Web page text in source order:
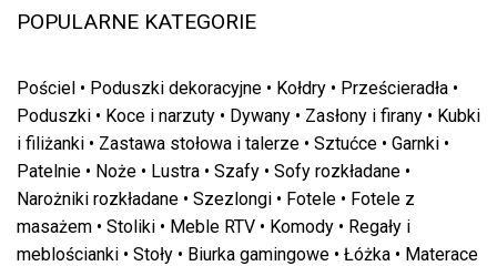
POPULARNE KATEGORIE
Pościel • Poduszki dekoracyjne • Kołdry • Prześcieradła •
Poduszki • Koce i narzuty • Dywany • Zasłony i firany • Kubki
i filiżanki • Zastawa stołowa i talerze • Sztućce • Garnki •
Patelnie • Noże • Lustra • Szafy • Sofy rozkładane •
Narożniki rozkładane • Szezlongi • Fotele • Fotele z
masażem • Stoliki • Meble RTV • Komody • Regały i
meblościanki • Stoły • Biurka gamingowe • Łóżka • Materace